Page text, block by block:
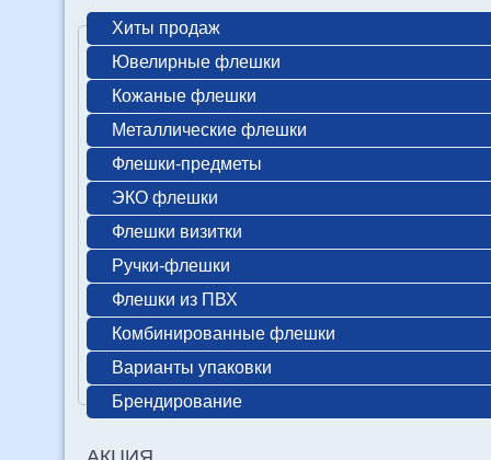
Хиты продаж
Ювелирные флешки
Кожаные флешки
Металлические флешки
Флешки-предметы
ЭКО флешки
Флешки визитки
Ручки-флешки
Флешки из ПВХ
Комбинированные флешки
Варианты упаковки
Брендирование